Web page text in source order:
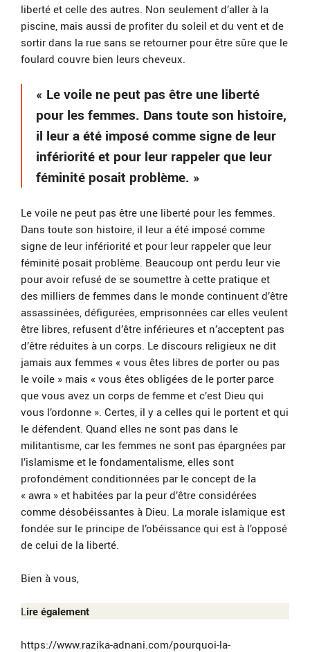
liberté et celle des autres. Non seulement d’aller à la
piscine, mais aussi de profiter du soleil et du vent et de
sortir dans la rue sans se retourner pour être sûre que le
foulard couvre bien leurs cheveux.
« Le voile ne peut pas être une liberté
pour les femmes. Dans toute son histoire,
il leur a été imposé comme signe de leur
infériorité et pour leur rappeler que leur
féminité posait problème. »
Le voile ne peut pas être une liberté pour les femmes.
Dans toute son histoire, il leur a été imposé comme
signe de leur infériorité et pour leur rappeler que leur
féminité posait problème. Beaucoup ont perdu leur vie
pour avoir refusé de se soumettre à cette pratique et
des milliers de femmes dans le monde continuent d’être
assassinées, défigurées, emprisonnées car elles veulent
être libres, refusent d’être inférieures et n’acceptent pas
d’être réduites à un corps. Le discours religieux ne dit
jamais aux femmes « vous êtes libres de porter ou pas
le voile » mais « vous êtes obligées de le porter parce
que vous avez un corps de femme et c’est Dieu qui
vous l’ordonne ». Certes, il y a celles qui le portent et qui
le défendent. Quand elles ne sont pas dans le
militantisme, car les femmes ne sont pas épargnées par
l’islamisme et le fondamentalisme, elles sont
profondément conditionnées par le concept de la
« awra » et habitées par la peur d’être considérées
comme désobéissantes à Dieu. La morale islamique est
fondée sur le principe de l’obéissance qui est à l’opposé
de celui de la liberté.
Bien à vous,
Lire également
https://www.razika-adnani.com/pourquoi-la-